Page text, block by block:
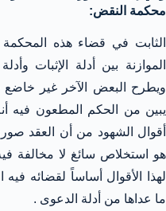
محكمة النقض:
الثابت في قضاء هذه
الموازنة بين أدلة الإثبات
ويطرح البعض الآخر غير
يبين من الحكم المطعون فيه
أقوال الشهود من أن العقد
هو استخلاص سائغ لا مخالفة
لهذا الأقوال أساساً لقضائه
ما عداها من أدلة الدعوى .